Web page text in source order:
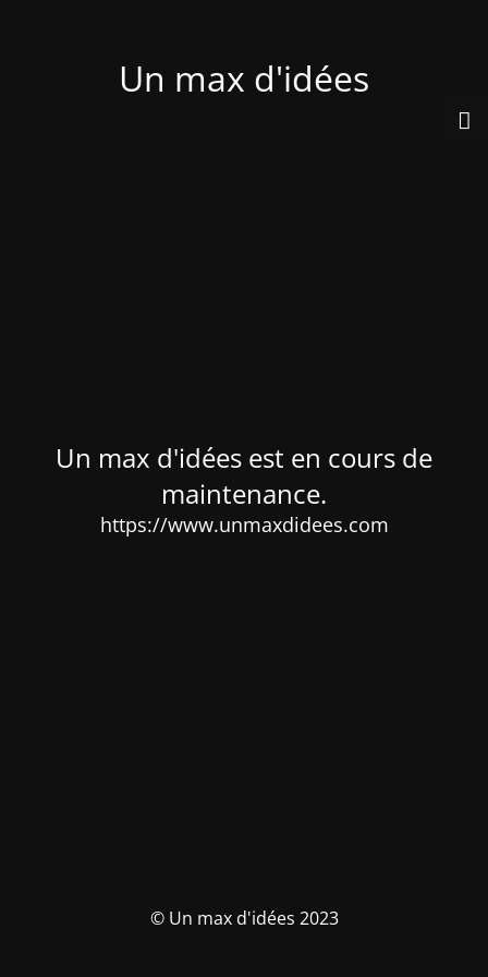
Un max d'idées
Un max d'idées est en cours de
maintenance.
https://www.unmaxdidees.com
© Un max d'idées 2023